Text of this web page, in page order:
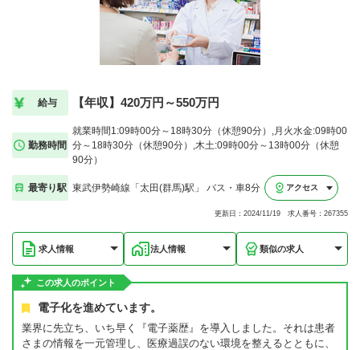
給与 【年収】420万円～550万円
勤務時間
就業時間1:09時00分～18時30分（休憩90分）,月火水金:09時00
分～18時30分（休憩90分）,木土:09時00分～13時00分（休憩
90分）
最寄り駅 東武伊勢崎線「太田(群馬)駅」 バス・車8分 アクセス
更新日：2024/11/19 求人番号：267355
求人情報 法人情報 類似の求人
この求人のポイント
電子化を進めています。
業界に先立ち、いち早く『電子薬歴』を導入しました。それは患者
さまの情報を一元管理し、医療過誤のない環境を整えるとともに、